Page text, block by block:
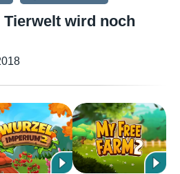
Tierwelt wird noch